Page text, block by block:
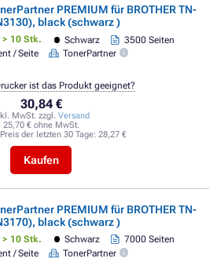
PREMIUM für BROTHER TN-
black (schwarz )
10 Stk. Schwarz
3500 Seiten
/ Seite
TonerPartner
30,84 €
MwSt. zzgl. Versand
25,70 € ohne MwSt.
der letzten 30 Tage: 28,27 €
Kaufen
ist das Produkt geeignet?
PREMIUM für BROTHER TN-
black (schwarz )
10 Stk. Schwarz
7000 Seiten
/ Seite
TonerPartner